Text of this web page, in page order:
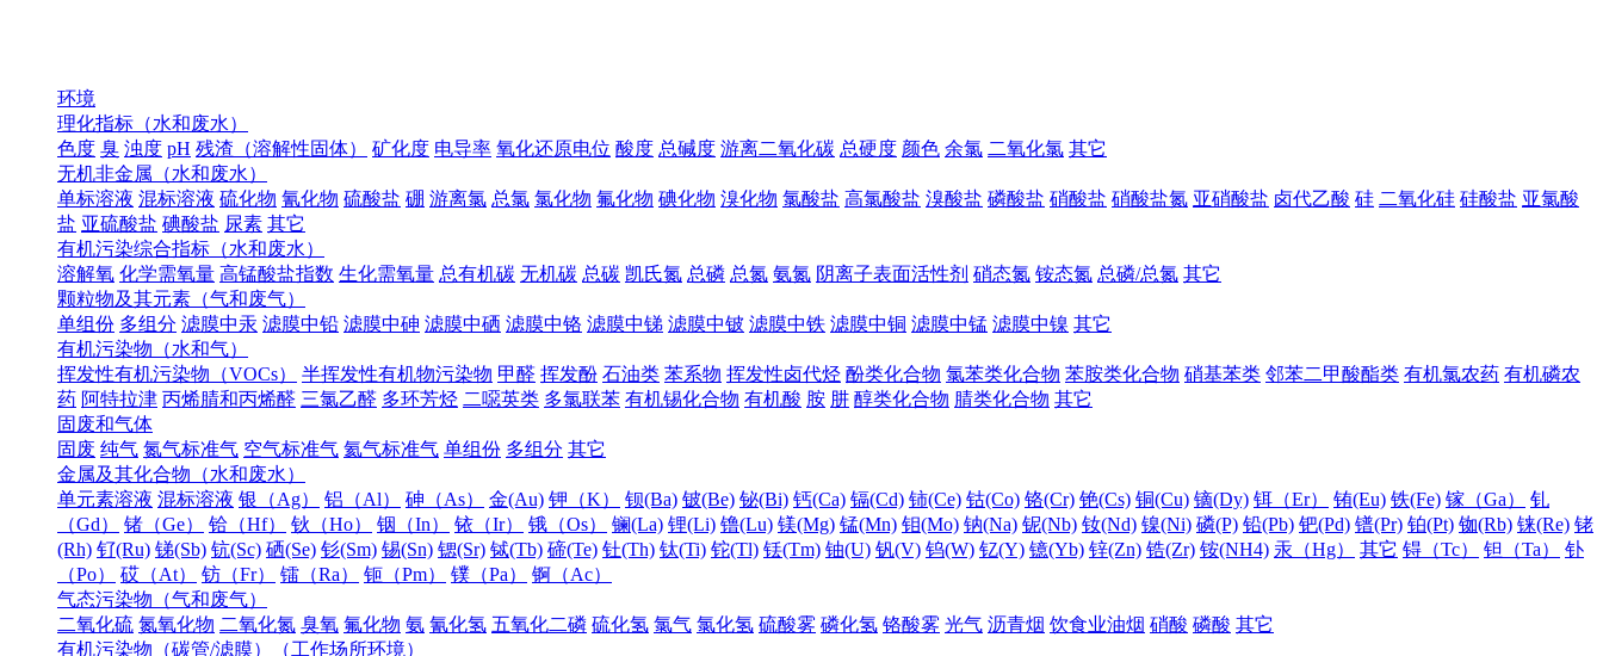
环境
理化指标（水和废水）
色度 臭 浊度 pH 残渣（溶解性固体） 矿化度 电导率 氧化还原电位 酸度 总碱度 游离二氧化碳 总硬度 颜色 余氯 二氧化氯 其它
无机非金属（水和废水）
单标溶液 混标溶液 硫化物 氰化物 硫酸盐 硼 游离氯 总氯 氯化物 氟化物 碘化物 溴化物 氯酸盐 高氯酸盐 溴酸盐 磷酸盐 硝酸盐 硝酸盐氮 亚硝酸盐 卤代乙酸 硅 二氧化硅 硅酸盐 亚氯酸
盐 亚硫酸盐 碘酸盐 尿素 其它
有机污染综合指标（水和废水）
溶解氧 化学需氧量 高锰酸盐指数 生化需氧量 总有机碳 无机碳 总碳 凯氏氮 总磷 总氮 氨氮 阴离子表面活性剂 硝态氮 铵态氮 总磷/总氮 其它
颗粒物及其元素（气和废气）
单组份 多组分 滤膜中汞 滤膜中铅 滤膜中砷 滤膜中硒 滤膜中铬 滤膜中锑 滤膜中铍 滤膜中铁 滤膜中铜 滤膜中锰 滤膜中镍 其它
有机污染物（水和气）
挥发性有机污染物（VOCs）
半挥发性有机物污染物 甲醛 挥发酚 石油类 苯系物 挥发性卤代烃 酚类化合物 氯苯类化合物 苯胺类化合物 硝基苯类 邻苯二甲酸酯类 有机氯农药 有机磷农
药 阿特拉津 丙烯腈和丙烯醛 三氯乙醛 多环芳烃 二噁英类 多氯联苯 有机锡化合物 有机酸 胺 肼 醇类化合物 腈类化合物 其它
固废和气体
固废 纯气 氮气标准气 空气标准气 氦气标准气 单组份 多组分 其它
金属及其化合物（水和废水）
单元素溶液 混标溶液 银（Ag） 铝（Al） 砷（As） 金(Au) 钾（K） 钡(Ba) 铍(Be) 铋(Bi) 钙(Ca) 镉(Cd) 铈(Ce) 钴(Co) 铬(Cr) 铯(Cs) 铜(Cu) 镝(Dy) 铒（Er） 铕(Eu) 铁(Fe) 镓（Ga）
钆
（Gd）
锗（Ge） 铪（Hf） 钬（Ho） 铟（In） 铱（Ir） 锇（Os） 镧(La) 锂(Li) 镥(Lu) 镁(Mg) 锰(Mn) 钼(Mo) 钠(Na) 铌(Nb) 钕(Nd) 镍(Ni) 磷(P) 铅(Pb) 钯(Pd) 镨(Pr) 铂(Pt) 铷(Rb) 铼(Re) 铑
(Rh) 钌(Ru) 锑(Sb) 钪(Sc) 硒(Se) 钐(Sm) 锡(Sn) 锶(Sr) 铽(Tb) 碲(Te) 钍(Th) 钛(Ti) 铊(Tl) 铥(Tm) 铀(U) 钒(V) 钨(W) 钇(Y) 镱(Yb) 锌(Zn) 锆(Zr) 铵(NH4) 汞（Hg） 其它 锝（Tc） 钽（Ta）
钋
（Po）
砹（At） 钫（Fr） 镭（Ra） 钷（Pm） 镤（Pa）
锕（Ac）
气态污染物（气和废气）
二氧化硫 氮氧化物 二氧化氮 臭氧 氟化物 氨 氰化氢 五氧化二磷 硫化氢 氯气 氯化氢 硫酸雾 磷化氢 铬酸雾 光气 沥青烟 饮食业油烟 硝酸 磷酸 其它
有机污染物（碳管/滤膜）（工作场所环境）